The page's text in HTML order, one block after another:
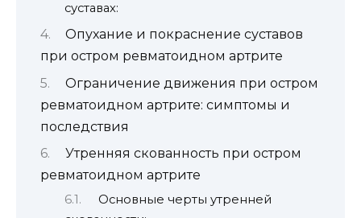
суставах:
Опухание и покраснение суставов
при остром ревматоидном артрите
Ограничение движения при остром
ревматоидном артрите: симптомы и
последствия
Утренняя скованность при остром
ревматоидном артрите
Основные черты утренней